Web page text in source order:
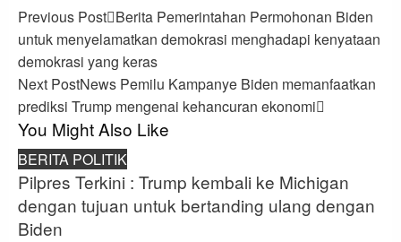
Previous Post Berita Pemerintahan Permohonan Biden
untuk menyelamatkan demokrasi menghadapi kenyataan
demokrasi yang keras
Next PostNews Pemilu Kampanye Biden memanfaatkan
prediksi Trump mengenai kehancuran ekonomi
You Might Also Like
BERITA POLITIK
Pilpres Terkini : Trump kembali ke Michigan
dengan tujuan untuk bertanding ulang dengan
Biden